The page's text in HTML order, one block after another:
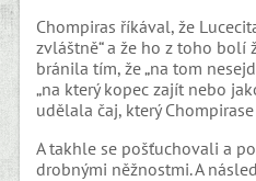
Chompiras říkával, že
zvláštně“ a že ho z toho bolí
bránila tím, že „na tom
„na který kopec zajít nebo
udělala čaj, který
A takhle se pošťuchovali a
drobnými něžnostmi. A